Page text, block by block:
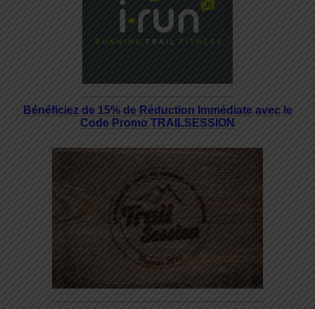
Bénéficiez de 15% de Réduction Immédiate avec le
Code Promo TRAILSESSION